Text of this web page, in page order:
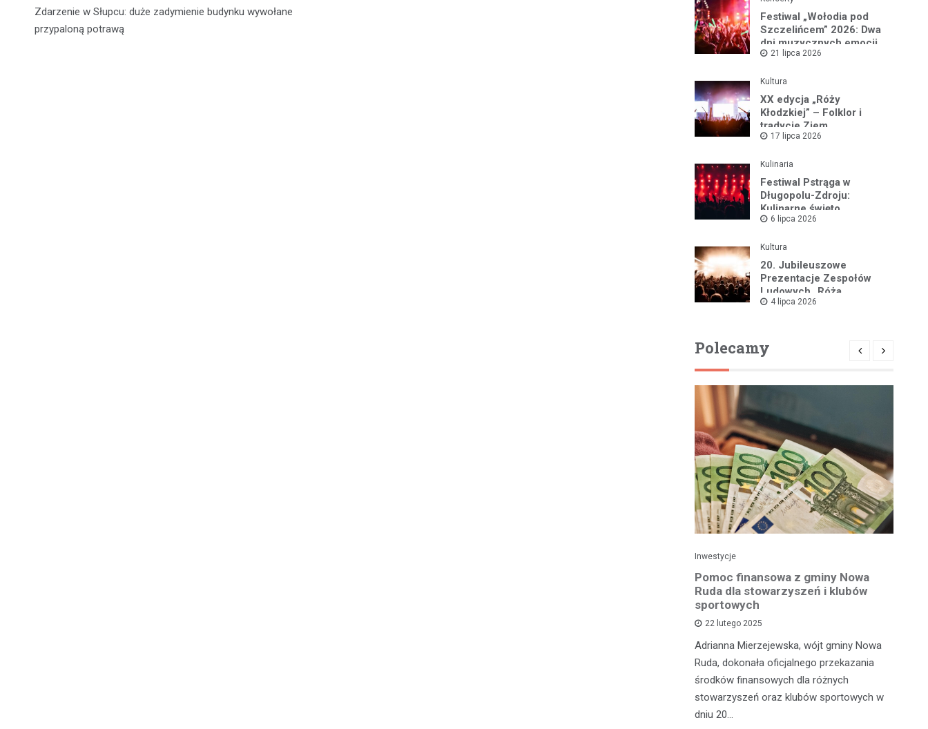
wpisu
Zdarzenie w Słupcu: duże zadymienie budynku wywołane
przypaloną potrawą
Festiwal „Wołodia pod
Szczelińcem” 2026: Dwa
dni muzycznych emocji
w Górach Stołowych!
21 lipca 2026
Kultura
XX edycja „Róży
Kłodzkiej” – Folklor i
tradycje Ziem
Pogranicznych w pełnej
17 lipca 2026
Kulinaria
Festiwal Pstrąga w
Długopolu-Zdroju:
Kulinarne święto
przyciągnęło rzesze
6 lipca 2026
Kultura
20. Jubileuszowe
Prezentacje Zespołów
Ludowych „Róża
Kłodzka” w Pstrążnej już
4 lipca 2026
Polecamy
Inwestycje
Pomoc finansowa z gminy Nowa
Ruda dla stowarzyszeń i klubów
sportowych
22 lutego 2025
Adrianna Mierzejewska, wójt gminy Nowa
Ruda, dokonała oficjalnego przekazania
środków finansowych dla różnych
stowarzyszeń oraz klubów sportowych w
dniu 20…